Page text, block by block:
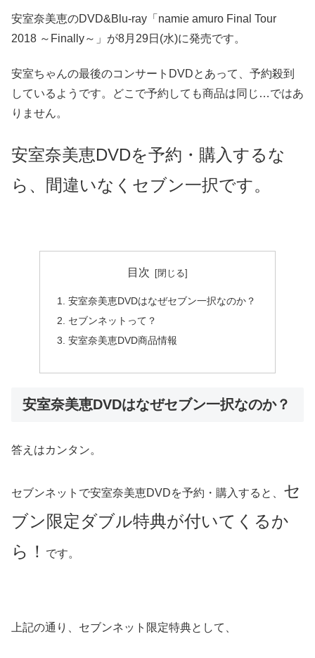
安室奈美恵のDVD&Blu-ray「namie amuro Final Tour
2018 ～Finally～」が8月29日(水)に発売です。
安室ちゃんの最後のコンサートDVDとあって、予約殺到
しているようです。どこで予約しても商品は同じ…ではあ
りません。
安室奈美恵DVDを予約・購入するな
ら、間違いなくセブン一択です。
目次
安室奈美恵DVDはなぜセブン一択なのか？
セブンネットって？
安室奈美恵DVD商品情報
安室奈美恵DVDはなぜセブン一択なのか？
答えはカンタン。
セブンネットで安室奈美恵DVDを予約・購入すると、 セ
ブン限定ダブル特典が付いてくるか
ら！
です。
上記の通り、セブンネット限定特典として、